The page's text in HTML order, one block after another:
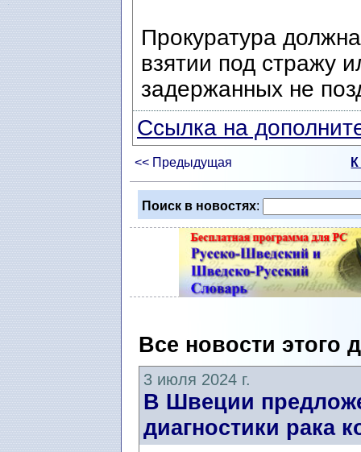
Прокуратура
взятии под стражу
задержанных не
Ссылка на
<< Предыдущая
Поиск в новостях:
Все новости этого
3 июля 2024 г.
В Швеции
диагностики рака